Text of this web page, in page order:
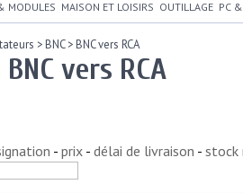
MODULES MAISON ET LOISIRS OUTILLAGE PC
>BNC>BNC vers RCA
vers RCA
- prix - délai de livraison - stock